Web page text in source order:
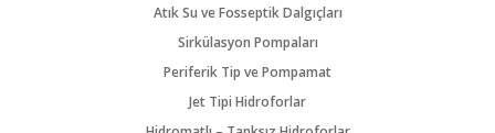
Atık Su ve Fosseptik Dalgıçları
Sirkülasyon Pompaları
Periferik Tip ve Pompamat
Jet Tipi Hidroforlar